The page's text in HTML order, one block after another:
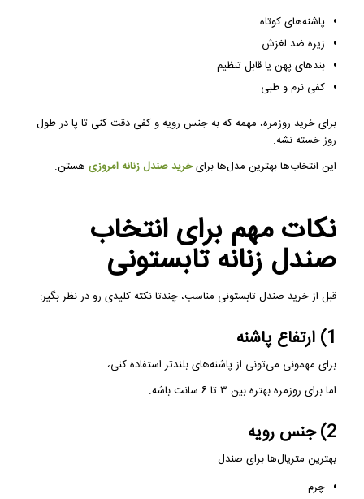
پاشنه‌های کوتاه
زیره ضد لغزش
بندهای پهن یا قابل تنظیم
کفی نرم و طبی
برای خرید روزمره، مهمه که به جنس رویه و کفی دقت کنی تا پا در طول
روز خسته نشه.
این انتخاب‌ها بهترین مدل‌ها برایخرید صندل زنانه امروزیهستن.
نکات مهم برای انتخاب
صندل زنانه تابستونی
قبل از خرید صندل تابستونی مناسب، چندتا نکته کلیدی رو در نظر بگیر:
1) ارتفاع پاشنه
برای مهمونی می‌تونی از پاشنه‌های بلندتر استفاده کنی،
اما برای روزمره بهتره بین ۳ تا ۶ سانت باشه.
2) جنس رویه
بهترین متریال‌ها برای صندل:
چرم